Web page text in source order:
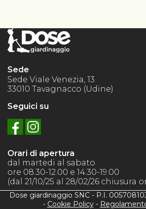
Sede
Sede Viale Venezia, 13
33010 Tavagnacco (Udine)
Seguici su
Orari di apertura
dal martedi al sabato
ore 08.30-12.00 e 14.30-19.00
(dal 21/10/25 al 28/02/26 chiusura
Dose giardinaggio SNC - P.I.
- Cookie Policy-